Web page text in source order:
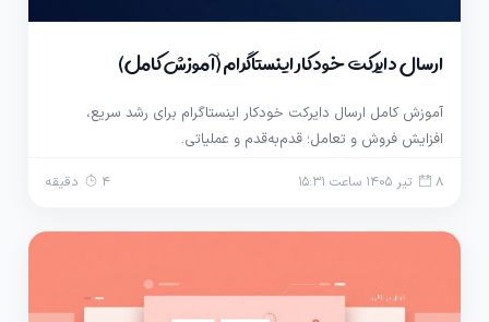
ارسال دایرکت خودکار اینستاگرام (آموزش کامل)
آموزش کامل ارسال دایرکت خودکار اینستاگرام برای رشد سریع،
افزایش فروش و تعامل؛ قدم‌به‌قدم و عملیاتی.
8 تیر 1405 ساعت 15:31 4 دقیقه